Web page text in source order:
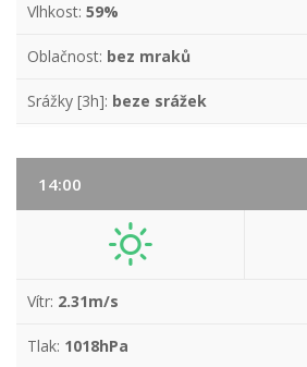
Vlhkost: 59%
Oblačnost: bez mraků
Srážky [3h]: beze srážek
14:00
Vítr: 2.31m/s
Tlak: 1018hPa